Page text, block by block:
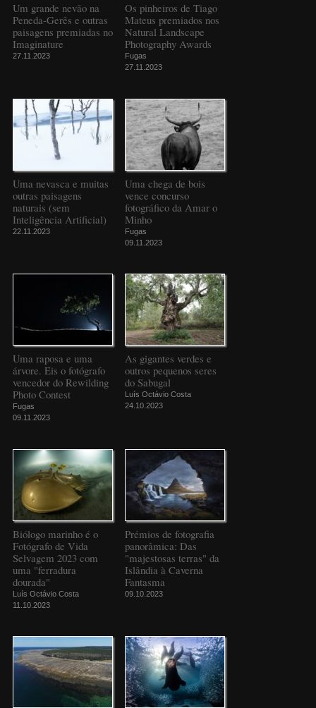
Um grande nevão na
Peneda-Gerês e outras
paisagens premiadas no
Imaginature
27.11.2023
Os pinheiros de Tiago
Mateus premiados nos
Natural Landscape
Photography Awards
Fugas
27.11.2023
Uma nevasca e muitas
outras paisagens
naturais (sem
Inteligência Artificial)
22.11.2023
Uma chega de bois
vence concurso
fotográfico da Amar o
Minho
Fugas
09.11.2023
Uma raposa e uma
árvore. Eis o fotógrafo
vencedor do Rewilding
Photo Contest
Fugas
09.11.2023
As gigantes verdes e
outros pequenos seres
do Sabugal
Luís Octávio Costa
24.10.2023
Biólogo marinho é o
Fotógrafo de Vida
Selvagem 2023 com
uma "ferradura
dourada"
Luís Octávio Costa
11.10.2023
Prémios de fotografia
panorâmica: Das
"majestosas terras" da
Islândia à Caverna
Fantasma
09.10.2023